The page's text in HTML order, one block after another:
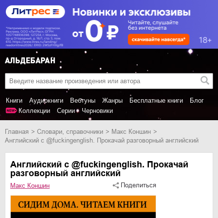
Книги Аудиокниги Вебтуны Жанры Бесплатные книги
Блог
Коллекции
Серии Черновики
Главная словари, справочники
Макс Коншин
Английский с @fuckingenglish. Прокачай разговорный английский
Английский с @fuckingenglish. Прокачай
разговорный английский
Макс Коншин Поделиться